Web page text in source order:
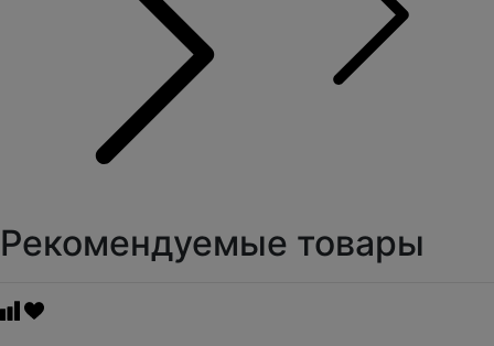
Рекомендуемые товары